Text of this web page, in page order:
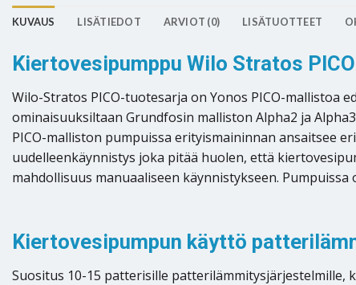
KUVAUS LISÄTIEDOT ARVIOT (0) LISÄTUOTTEET
Kiertovesipumppu Wilo Stratos
Wilo-Stratos PICO-tuotesarja on Yonos PICO-mallistoa
ominaisuuksiltaan Grundfosin malliston Alpha2 ja
PICO-malliston pumpuissa erityismaininnan ansaitsee
uudelleenkäynnistys joka pitää huolen, että
mahdollisuus manuaaliseen käynnistykseen.
Kiertovesipumpun käyttö
Suositus 10-15 patterisille patterilämmitysjärjestelmille,